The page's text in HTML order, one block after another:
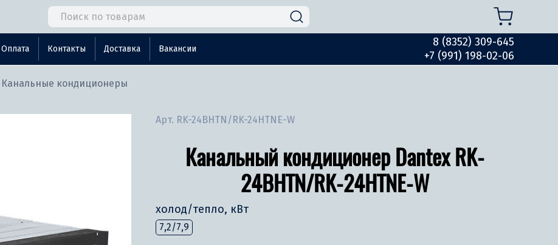
Оплата Контакты Доставка Вакансии
8 (8352) 309-645
+7 (991) 198-02-06
Канальные кондиционеры
Арт. RK-24BHTN/RK-24HTNE-W
Канальный кондиционер Dantex RK-
24BHTN/RK-24HTNE-W
холод/тепло, кВт
7,2/7,9